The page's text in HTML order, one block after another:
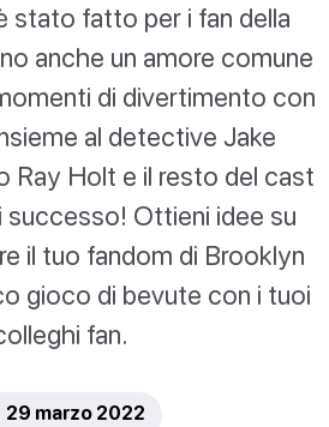
stato fatto per i fan della
anche un amore comune
di divertimento con
al detective Jake
Ray Holt e il resto del cast
successo! Ottieni idee su
il tuo fandom di Brooklyn
gioco di bevute con i tuoi
fan.
marzo 2022